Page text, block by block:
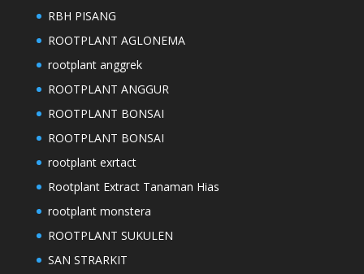
RBH PISANG
ROOTPLANT AGLONEMA
rootplant anggrek
ROOTPLANT ANGGUR
ROOTPLANT BONSAI
ROOTPLANT BONSAI
rootplant exrtact
Rootplant Extract Tanaman Hias
rootplant monstera
ROOTPLANT SUKULEN
SAN STRARKIT